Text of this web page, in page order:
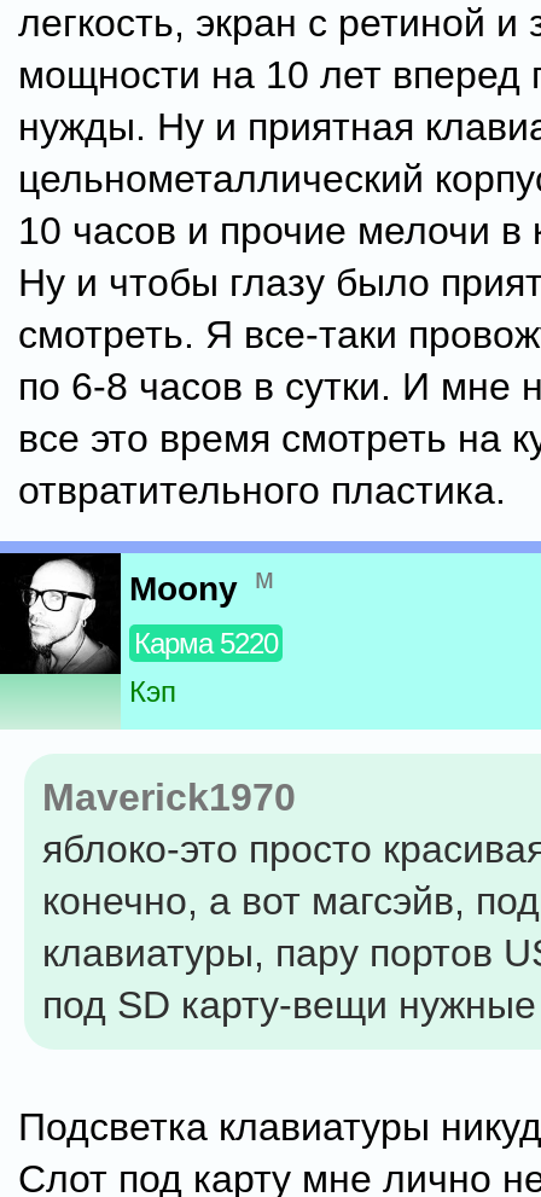
легкость, экран с ретиной и
мощности на 10 лет вперед
нужды. Ну и приятная
цельнометаллический
10 часов и прочие мелочи в
Ну и чтобы глазу было
смотреть. Я все-таки
по 6-8 часов в сутки. И мне
все это время смотреть на
отвратительного пластика.
Moony м
Карма 5220
Кэп
Maverick1970
яблоко-это просто
конечно, а вот магсэйв,
клавиатуры, пару портов
под SD карту-вещи
Подсветка клавиатуры
Слот под карту мне лично